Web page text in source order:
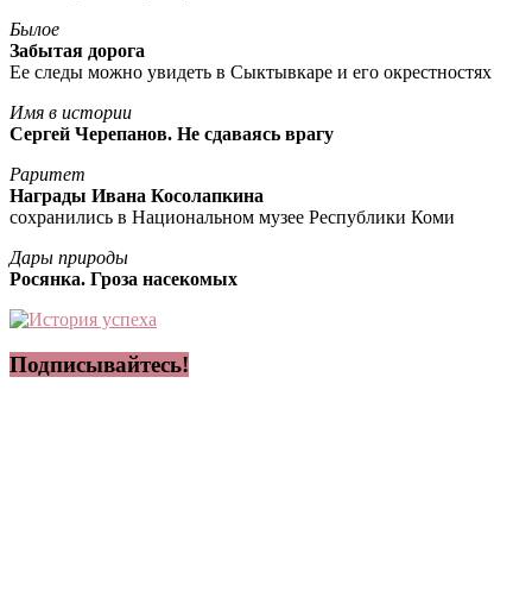
Былое
Забытая дорога
Ее следы можно увидеть в Сыктывкаре и его окрестностях
Имя в истории
Сергей Черепанов. Не сдаваясь врагу
Раритет
Награды Ивана Косолапкина
сохранились в Национальном музее Республики Коми
Дары природы
Росянка. Гроза насекомых
Подписывайтесь!